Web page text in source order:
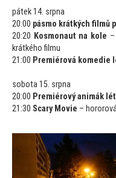
pátek 14. srpna
20:00 pásmo krátkých filmů
20:20 Kosmonaut na kole
krátkého filmu
21:00 Premiérová komedie
sobota 15. srpna
20:00 Premiérový animák
21:30 Scary Movie –